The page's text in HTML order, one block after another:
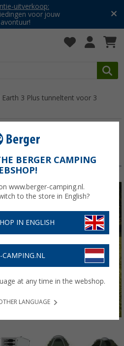
uitverkoop:
voor jouw
avontuur!
Earth 3 Plus tunneltent voor 3
tunneltent voor 3
BERGER CAMPING
www.berger-camping.nl.
to the store in English?
IN ENGLISH
CAMPING.NL
at any time in the webshop.
LANGUAGE